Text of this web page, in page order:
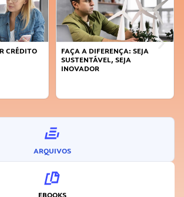
CRÉDITO
FAÇA A DIFERENÇA: SEJA
SUSTENTÁVEL, SEJA
INOVADOR
ARQUIVOS